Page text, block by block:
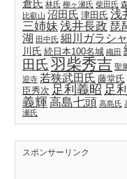
倉氏 林氏 柳ヶ瀬氏 柴田氏
比叡山 沼田氏 津田氏 浅
三姉妹 浅井長政 琵
湖 田中氏 細川ガラシャ
川氏 続日本100名城 織田
田氏 羽柴秀吉 聖
迎寺 若狭武田氏 藤堂氏
臣秀次 足利義昭 足利
義輝高島七頭 高島氏
瀬氏
スポンサーリンク